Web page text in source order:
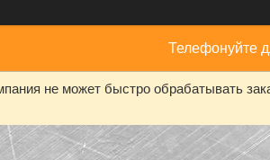
Телефонуйте
не может быстро обрабатывать